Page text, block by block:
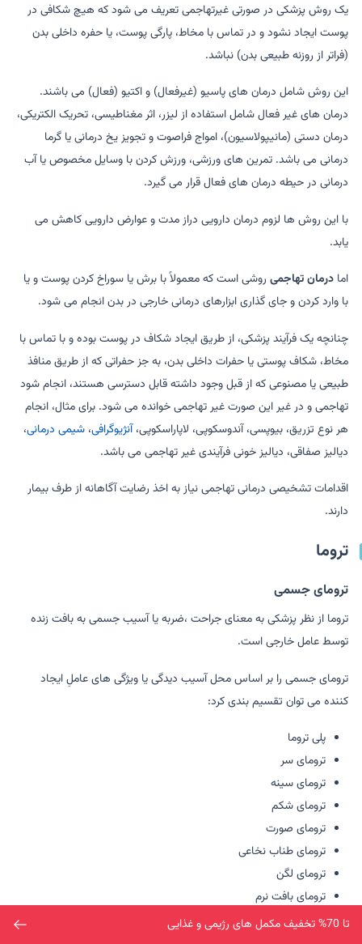
تا 70% تخفیف مکمل های رژیمی و غذایی
یک روش پزشکی در صورتی غیرتهاجمی تعریف می شود که هیچ شکافی در
پوست ایجاد نشود و در تماس با مخاط، پارگی پوست، یا حفره داخلی بدن
(فراتر از روزنه طبیعی بدن) نباشد.
این روش شامل درمان های پاسیو (غیرفعال) و اکتیو (فعال) می باشند.
درمان های غیر فعال شامل استفاده از لیزر، اثر مغناطیسی، تحریک الکتریکی،
درمان دستی (مانیپولاسیون)، امواج فراصوت و تجویز یخ درمانی یا گرما
درمانی می باشد. تمرین های ورزشی، ورزش کردن با وسایل مخصوص یا آب
درمانی در حیطه درمان های فعال قرار می گیرد.
با این روش ها لزوم درمان دارویی دراز مدت و عوارض دارویی کاهش می
یابد.
امادرمان تهاجمی روشی است که معمولاً با برش یا سوراخ کردن پوست و یا
با وارد کردن و جای گذاری ابزارهای درمانی خارجی در بدن انجام می شود.
چنانچه یک فرآیند پزشکی، از طریق ایجاد شکاف در پوست بوده و با تماس با
مخاط، شکاف پوستی یا حفرات داخلی بدن، به جز حفراتی که از طریق منافذ
طبیعی یا مصنوعی که از قبل وجود داشته قابل دسترسی هستند، انجام شود
تهاجمی و در غیر این صورت غیر تهاجمی خوانده می شود. برای مثال، انجام
هر نوع تزریق، بیوپسی، آندوسکوپی، لاپاراسکوپی،آنژیوگرافی،شیمی درمانی،
دیالیز صفاقی، دیالیز خونی فرآیندی غیر تهاجمی می باشد.
اقدامات تشخیصی درمانی تهاجمی نیاز به اخذ رضايت آگاهانه از طرف بیمار
دارند.
تروما
ترومای جسمی
تروما از نظر پزشکی به معنای جراحت ،ضربه یا آسیب جسمی به بافت زنده
توسط عامل خارجی است.
ترومای جسمی را بر اساس محل آسیب دیدگی یا ویژگی های عاملِ ایجاد
کننده می توان تقسیم بندی کرد:
پلی تروما
ترومای سر
ترومای سینه
ترومای شکم
ترومای صورت
ترومای طناب نخاعی
ترومای لگن
ترومای بافت نرم